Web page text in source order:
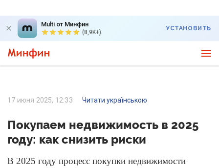
Multi от Минфин
(8,9K+)
УСТАНОВИТЬ
17 июня 2025, 12:33 Читати українською
Покупаем недвижимость в 2025
году: как снизить риски
В 2025 году процесс покупки недвижимости